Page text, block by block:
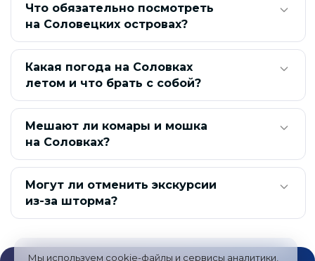
Мы используем cookie-файлы и сервисы аналитики,
Что обязательно посмотреть
на Соловецких островах?
Какая погода на Соловках
летом и что брать с собой?
Мешают ли комары и мошка
на Соловках?
Могут ли отменить экскурсии
из-за шторма?